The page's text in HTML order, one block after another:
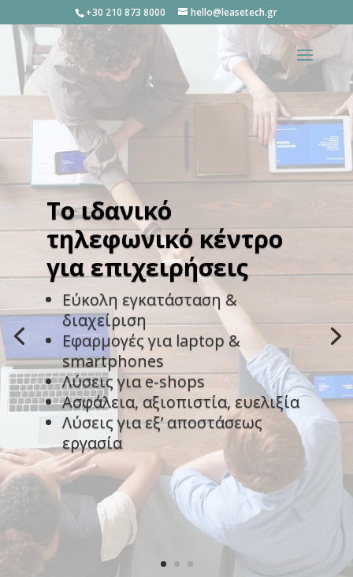
+30 210 873 8000 hello@leasetech.gr
Το ιδανικό
τηλεφωνικό κέντρο
για επιχειρήσεις
Εύκολη εγκατάσταση &
διαχείριση
Εφαρμογές για laptop &
smartphones
Λύσεις για e-shops
Ασφάλεια, αξιοπιστία, ευελιξία
Λύσεις για εξ’ αποστάσεως
εργασία